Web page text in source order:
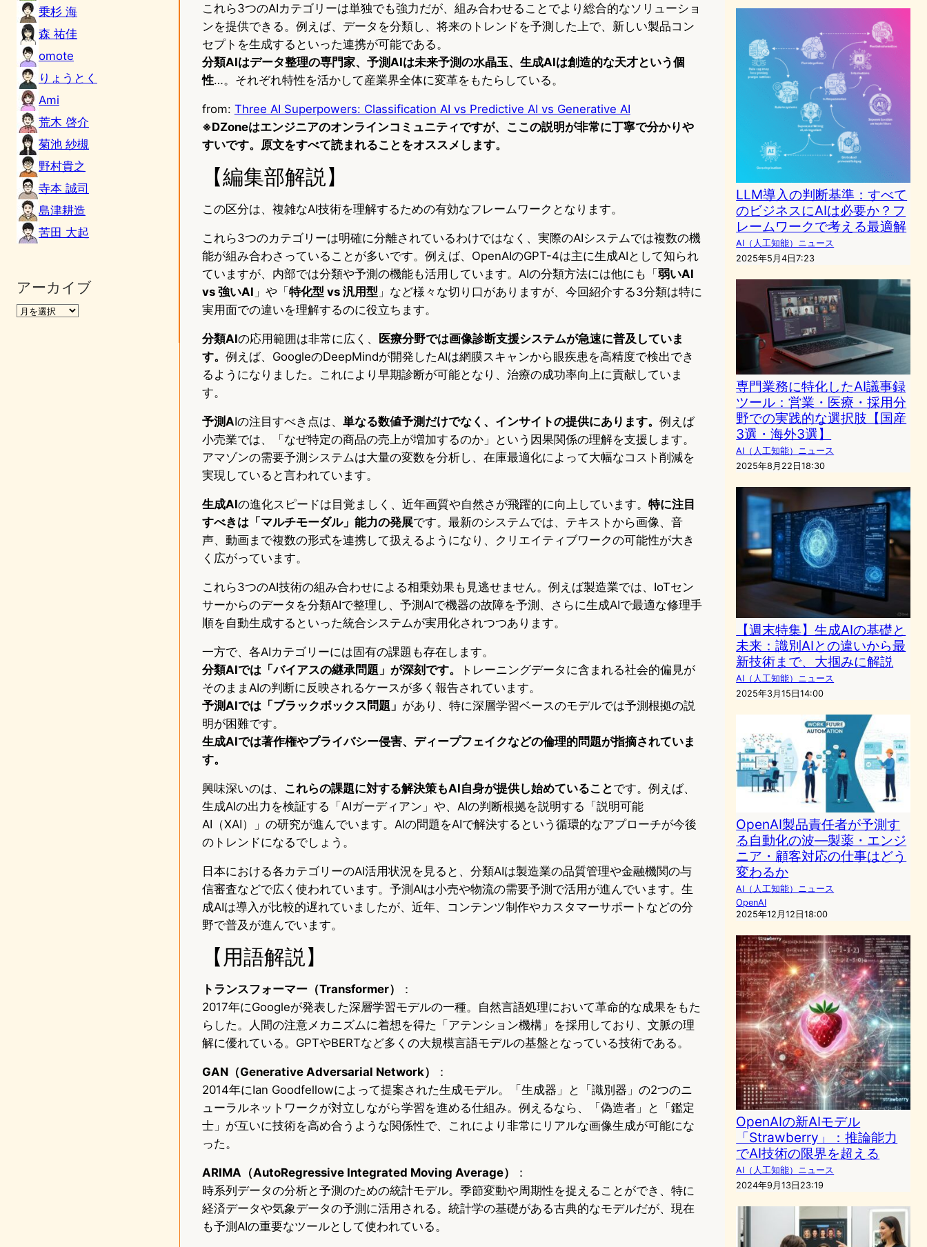
乗杉 海
森 祐佳
omote
りょうとく
Ami
荒木 啓介
菊池 紗槻
野村貴之
寺本 誠司
島津耕造
苦田 大起
アーカイブ
これら3つのAIカテゴリーは単独でも強力だが、組み合わせることでより総合的なソリューショ
ンを提供できる。例えば、データを分類し、将来のトレンドを予測した上で、新しい製品コン
セプトを生成するといった連携が可能である。
分類AIはデータ整理の専門家、予測AIは未来予測の水晶玉、生成AIは創造的な天才という個
性…。それぞれ特性を活かして産業界全体に変革をもたらしている。
from: Three AI Superpowers: Classification AI vs Predictive AI vs Generative AI
※DZoneはエンジニアのオンラインコミュニティですが、ここの説明が非常に丁寧で分かりや
すいです。原文をすべて読まれることをオススメします。
【編集部解説】
この区分は、複雑なAI技術を理解するための有効なフレームワークとなります。
これら3つのカテゴリーは明確に分離されているわけではなく、実際のAIシステムでは複数の機
能が組み合わさっていることが多いです。例えば、OpenAIのGPT-4は主に生成AIとして知られ
ていますが、内部では分類や予測の機能も活用しています。AIの分類方法には他にも「弱いAI
vs 強いAI 」や「特化型 vs 汎用型 」など様々な切り口がありますが、今回紹介する3分類は特に
実用面での違いを理解するのに役立ちます。
分類AIの応用範囲は非常に広く、
医療分野では画像診断支援システムが急速に普及していま
す。 例えば、GoogleのDeepMindが開発したAIは網膜スキャンから眼疾患を高精度で検出でき
るようになりました。これにより早期診断が可能となり、治療の成功率向上に貢献していま
す。
予測AIの注目すべき点は、 単なる数値予測だけでなく、インサイトの提供にあります。 例えば
小売業では、「なぜ特定の商品の売上が増加するのか」という因果関係の理解を支援します。
アマゾンの需要予測システムは大量の変数を分析し、在庫最適化によって大幅なコスト削減を
実現していると言われています。
生成AIの進化スピードは目覚ましく、近年画質や自然さが飛躍的に向上しています。 特に注目
すべきは「マルチモーダル」能力の発展です。最新のシステムでは、テキストから画像、音
声、動画まで複数の形式を連携して扱えるようになり、クリエイティブワークの可能性が大き
く広がっています。
これら3つのAI技術の組み合わせによる相乗効果も見逃せません。例えば製造業では、IoTセン
サーからのデータを分類AIで整理し、予測AIで機器の故障を予測、さらに生成AIで最適な修理手
順を自動生成するといった統合システムが実用化されつつあります。
一方で、各AIカテゴリーには固有の課題も存在します。
分類AIでは「バイアスの継承問題」が深刻です。
トレーニングデータに含まれる社会的偏見が
そのままAIの判断に反映されるケースが多く報告されています。
予測AIでは「ブラックボックス問題」 があり、特に深層学習ベースのモデルでは予測根拠の説
明が困難です。
生成AIでは著作権やプライバシー侵害、ディープフェイクなどの倫理的問題が指摘されていま
す。
興味深いのは、 これらの課題に対する解決策もAI自身が提供し始めていることです。例えば、
生成AIの出力を検証する「AIガーディアン」や、AIの判断根拠を説明する「説明可能
AI（XAI）」の研究が進んでいます。AIの問題をAIで解決するという循環的なアプローチが今後
のトレンドになるでしょう。
日本における各カテゴリーのAI活用状況を見ると、分類AIは製造業の品質管理や金融機関の与
信審査などで広く使われています。予測AIは小売や物流の需要予測で活用が進んでいます。生
成AIは導入が比較的遅れていましたが、近年、コンテンツ制作やカスタマーサポートなどの分
野で普及が進んでいます。
【用語解説】
トランスフォーマー（Transformer）
：
2017年にGoogleが発表した深層学習モデルの一種。自然言語処理において革命的な成果をもた
らした。人間の注意メカニズムに着想を得た「アテンション機構」を採用しており、文脈の理
解に優れている。GPTやBERTなど多くの大規模言語モデルの基盤となっている技術である。
GAN（Generative Adversarial Network）
：
2014年にIan Goodfellowによって提案された生成モデル。「生成器」と「識別器」の2つのニ
ューラルネットワークが対立しながら学習を進める仕組み。例えるなら、「偽造者」と「鑑定
士」が互いに技術を高め合うような関係性で、これにより非常にリアルな画像生成が可能にな
った。
ARIMA（AutoRegressive Integrated Moving Average）
：
時系列データの分析と予測のための統計モデル。季節変動や周期性を捉えることができ、特に
経済データや気象データの予測に活用される。統計学の基礎がある古典的なモデルだが、現在
も予測AIの重要なツールとして使われている。
LLM導入の判断基準：すべて
のビジネスにAIは必要か？フ
レームワークで考える最適解
AI（人工知能）ニュース
2025年5月4日7:23
専門業務に特化したAI議事録
ツール：営業・医療・採用分
野での実践的な選択肢【国産
3選・海外3選】
AI（人工知能）ニュース
2025年8月22日18:30
【週末特集】生成AIの基礎と
未来：識別AIとの違いから最
新技術まで、大掴みに解説
AI（人工知能）ニュース
2025年3月15日14:00
OpenAI製品責任者が予測す
る自動化の波—製薬・エンジ
ニア・顧客対応の仕事はどう
変わるか
AI（人工知能）ニュース
OpenAI
2025年12月12日18:00
OpenAIの新AIモデル
「Strawberry」：推論能力
でAI技術の限界を超える
AI（人工知能）ニュース
2024年9月13日23:19